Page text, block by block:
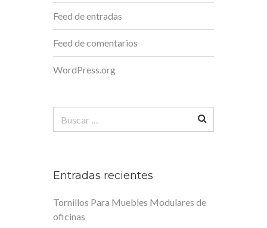
Feed de entradas
Feed de comentarios
WordPress.org
Entradas recientes
Tornillos Para Muebles Modulares de
oficinas